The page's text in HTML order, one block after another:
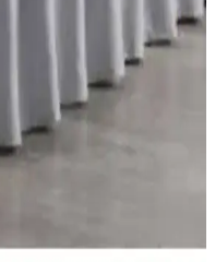
Hurç Modelleri:
ile Nacarev'in geniş
uygun saklama çözümleri
Örtüsü